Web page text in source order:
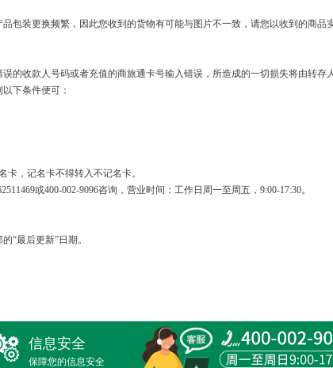
包装更换频繁，因此您收到的货物有可能与图片不一致，请您以收到的商品
的收款人号码或者充值的商旅通卡号输入错误，所造成的一切损失将由转存
下条件便可：
，记名卡不得转入不记名卡。
或400-002-9096咨询，营业时间：工作日周一至周五，9:00-17:30。
“最后更新”日期。
信息安全
保障您的信息安全